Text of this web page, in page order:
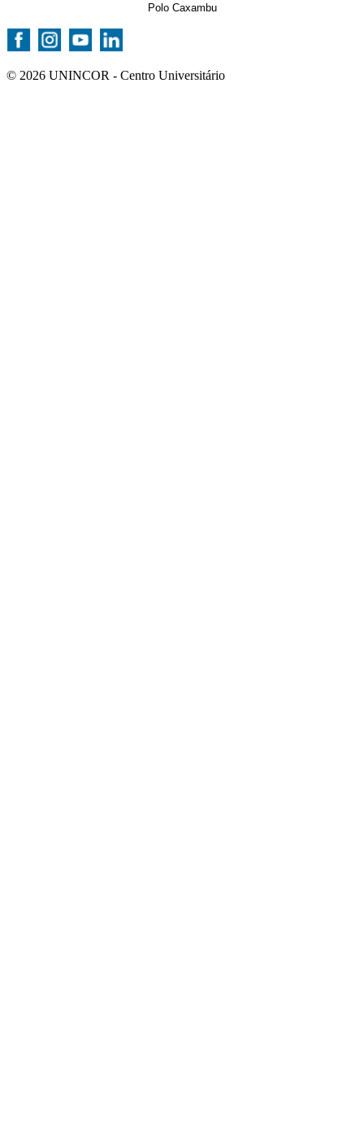
Polo Caxambu
© 2026 UNINCOR - Centro Universitário